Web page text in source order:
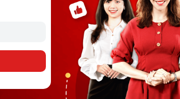
việc trong ngân hàng
nào? Có những từ vựng tiếng Anh về vị trí
ngay dưới đây:
soát viên kế toán
ˈspɛʃəlɪst /: Chuyên viên phát triển